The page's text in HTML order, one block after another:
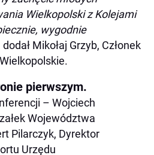
Wielkopolski z Kolejami
wygodnie
Mikołaj Grzyb, Członek
pierwszym.
– Wojciech
Województwa
Pilarczyk, Dyrektor
Urzędu